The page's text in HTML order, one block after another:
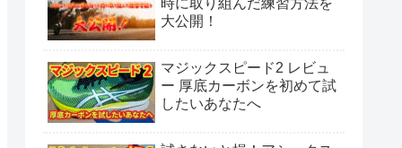
時に取り組んだ練習方法を
大公開！
マジックスピード2 レビュ
ー 厚底カーボンを初めて試
したいあなたへ